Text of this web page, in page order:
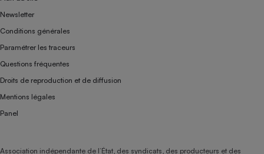
Newsletter
Conditions générales
Paramétrer les traceurs
Questions fréquentes
Droits de reproduction et de diffusion
Mentions légales
Panel
Association indépendante de l’État, des syndicats, des producteurs et des